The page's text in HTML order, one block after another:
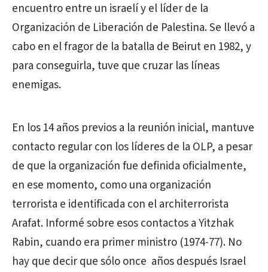
encuentro entre un israelí y el líder de la
Organización de Liberación de Palestina. Se llevó a
cabo en el fragor de la batalla de Beirut en 1982, y
para conseguirla, tuve que cruzar las líneas
enemigas.
En los 14 años previos a la reunión inicial, mantuve
contacto regular con los líderes de la OLP, a pesar
de que la organización fue definida oficialmente,
en ese momento, como una organización
terrorista e identificada con el architerrorista
Arafat. Informé sobre esos contactos a Yitzhak
Rabin, cuando era primer ministro (1974-77). No
hay que decir que sólo once años después Israel